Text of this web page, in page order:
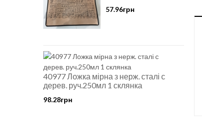
57.96грн
40977 Ложка мірна з нерж. сталі с
дерев. руч.250мл 1 склянка
98.28грн